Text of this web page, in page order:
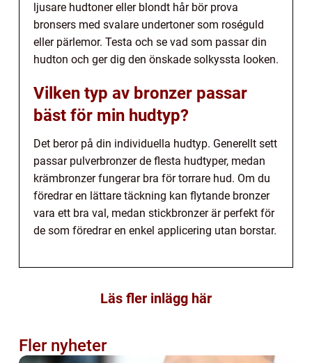
ljusare hudtoner eller blondt hår bör prova
bronsers med svalare undertoner som roséguld
eller pärlemor. Testa och se vad som passar din
hudton och ger dig den önskade solkyssta looken.
Vilken typ av bronzer passar
bäst för min hudtyp?
Det beror på din individuella hudtyp. Generellt sett
passar pulverbronzer de flesta hudtyper, medan
krämbronzer fungerar bra för torrare hud. Om du
föredrar en lättare täckning kan flytande bronzer
vara ett bra val, medan stickbronzer är perfekt för
de som föredrar en enkel applicering utan borstar.
Läs fler inlägg här
Fler nyheter